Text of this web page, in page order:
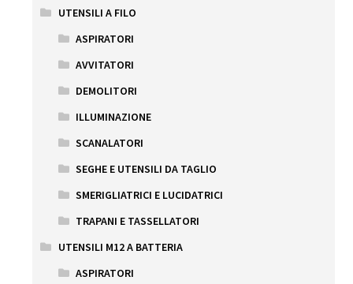
UTENSILI A FILO
ASPIRATORI
AVVITATORI
DEMOLITORI
ILLUMINAZIONE
SCANALATORI
SEGHE E UTENSILI DA TAGLIO
SMERIGLIATRICI E LUCIDATRICI
TRAPANI E TASSELLATORI
UTENSILI M12 A BATTERIA
ASPIRATORI